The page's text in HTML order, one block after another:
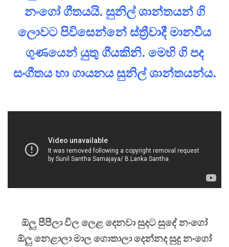
නංගෝ ගීතයයි. සුනිල් ශාන්තයන් ගි
ලොවට පිවිසෙන්නේ ස්ත්‍රීවාදී මානවීය
ගුණයෙන් යුතු ගීයකිනි. මෙහි ගි පද
සංගීතය හා ගායනය සුනිල් ශාන්තයන්ය.
ඕලු‍ පීපීලා විල ලෙළ දෙනවා සුදට සුදේ නංගෝ
ඕලු‍ නෙළාලා මාල ගොතාලා දෙන්නද සුදු නංගෝ